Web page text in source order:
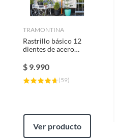
TRAMONTINA
Rastrillo básico 12
dientes de acero
$ 9.990
(59)
Ver producto